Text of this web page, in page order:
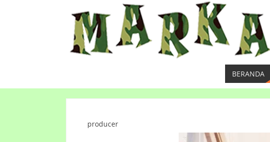
BERANDA
producer